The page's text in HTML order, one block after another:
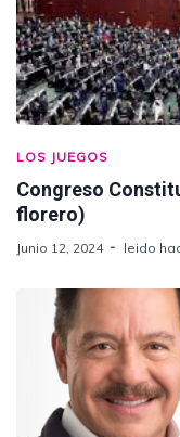
LOS JUEGOS
Congreso
florero)
Junio 12, 2024 leido